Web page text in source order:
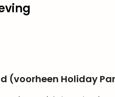
(voorheen Holiday